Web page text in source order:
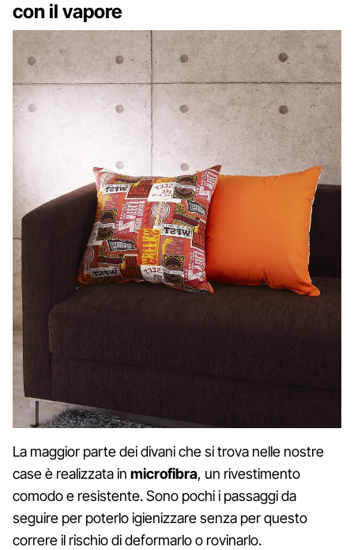
con il vapore
La maggior parte dei divani che si trova nelle nostre
case è realizzata in microfibra, un rivestimento
comodo e resistente. Sono pochi i passaggi da
seguire per poterlo igienizzare senza per questo
correre il rischio di deformarlo o rovinarlo.